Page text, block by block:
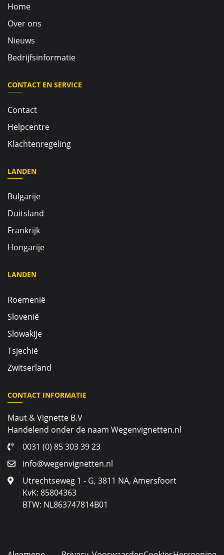
Home
Over ons
Nieuws
Bedrijfsinformatie
CONTACT EN SERVICE
Contact
Helpcentre
Klachtenregeling
LANDEN
Bulgarije
Duitsland
Frankrijk
Hongarije
LANDEN
Roemenië
Slovenië
Slowakije
Tsjechië
Zwitserland
CONTACT INFORMATIE
Maut & Vignette B.V
Handelend onder de naam Wegenvignetten.nl
0031 (0) 85 303 39 23
info@wegenvignetten.nl
Utrechtseweg 1 - G, 3811 NA, Amersfoort
KvK: 85804363
BTW: NL863747814B01